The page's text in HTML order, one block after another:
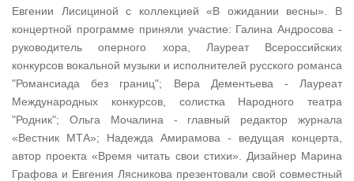
Евгении Лисициной с коллекцией «В ожидании весны». В
концертной программе приняли участие: Галина Андросова -
руководитель оперного хора, Лауреат Всероссийских
конкурсов вокальной музыки и исполнителей русского романса
"Романсиада без границ"; Вера Дементьева - Лауреат
Международных конкурсов, солистка Народного театра
"Родник"; Ольга Мочалина - главный редактор журнала
«Вестник МТА»; Надежда Амирамова - ведущая концерта,
автор проекта «Время читать свои стихи». Дизайнер Марина
Графова и Евгения Лясникова презентовали свой совместный